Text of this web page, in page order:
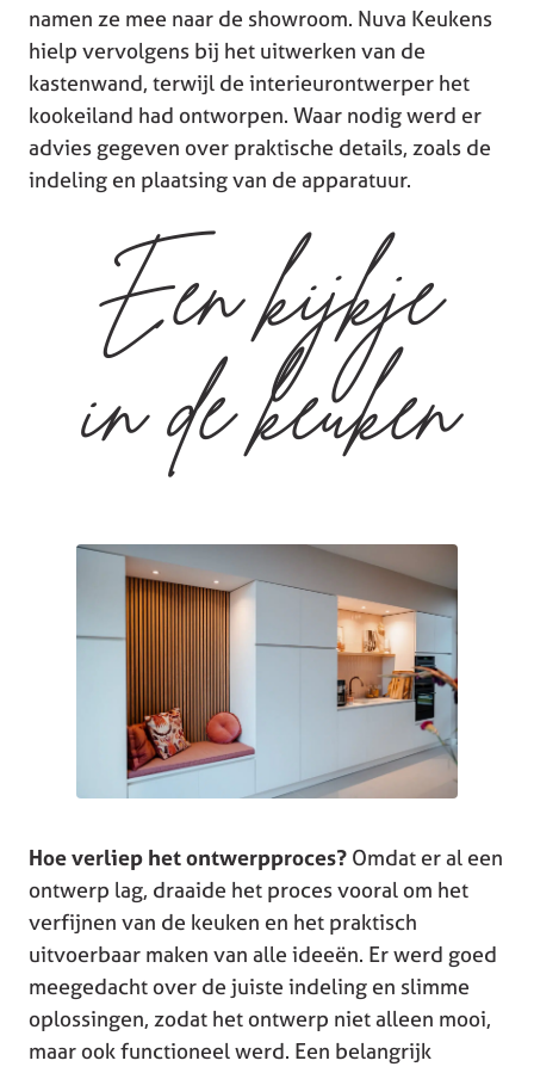
namen ze mee naar de showroom. Nuva Keukens
hielp vervolgens bij het uitwerken van de
kastenwand, terwijl de interieurontwerper het
kookeiland had ontworpen. Waar nodig werd er
advies gegeven over praktische details, zoals de
indeling en plaatsing van de apparatuur.
Een kijkje
in de keuken
Hoe verliep het ontwerpproces? Omdat er al een
ontwerp lag, draaide het proces vooral om het
verfijnen van de keuken en het praktisch
uitvoerbaar maken van alle ideeën. Er werd goed
meegedacht over de juiste indeling en slimme
oplossingen, zodat het ontwerp niet alleen mooi,
maar ook functioneel werd. Een belangrijk